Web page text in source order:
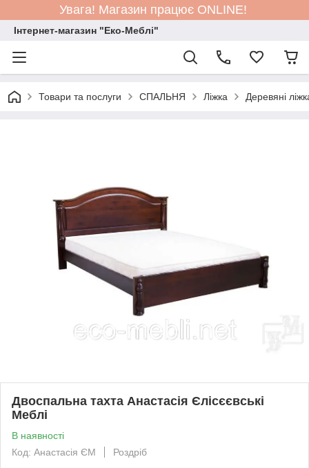
Увага! Магазин працює ONLINE!
Інтернет-магазин "Еко-Меблі"
Товари та послуги СПАЛЬНЯ Ліжка Деревяні
Двоспальна тахта Анастасія Єлісєєвські
Меблі
В наявності
Код: Анастасія ЄМ
Роздріб